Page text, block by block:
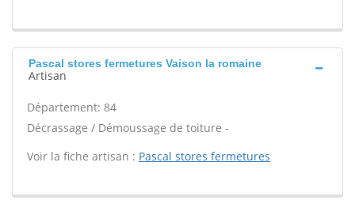
Pascal stores fermetures Vaison la romaine
Artisan
Département: 84
Décrassage / Démoussage de toiture -
Voir la fiche artisan : Pascal stores fermetures